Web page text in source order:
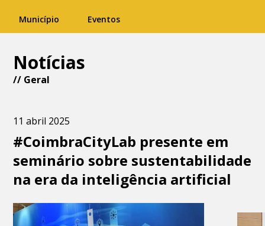
Município Eventos
Notícias
// Geral
11 abril 2025
#CoimbraCityLab presente em
seminário sobre sustentabilidade
na era da inteligência artificial